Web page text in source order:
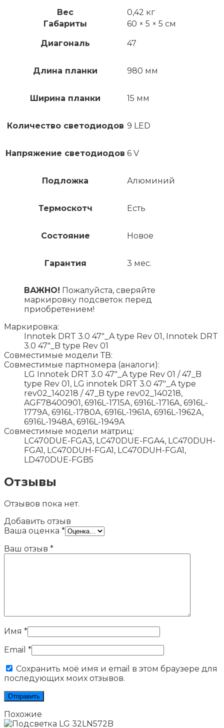
Вес
0,42 кг
Габариты
60 × 5 × 5 см
Диагональ 47
Длина планки 980 мм
Ширина планки 15 мм
Количество светодиодов 9 LED
Напряжение светодиодов 6 V
Подложка Алюминий
Термоскотч Есть
Состояние Новое
Гарантия 3 мес.
ВАЖНО! Пожалуйста, сверяйте
маркировку подсветок перед
приобретением!
Маркировка:
Innotek DRT 3.0 47"_A type Rev 01, Innotek DRT
3.0 47"_B type Rev 01
Совместимые модели ТВ:
Совместимые партномера (аналоги):
LG Innotek DRT 3.0 47"_A type Rev 01 / 47_B
type Rev 01, LG innotek DRT 3.0 47"_A type
rev02_140218 / 47_B type rev02_140218,
AGF78400901, 6916L-1715A, 6916L-1716A, 6916L-
1779A, 6916L-1780A, 6916L-1961A, 6916L-1962A,
6916L-1948A, 6916L-1949A
Совместимые модели матриц:
LC470DUE-FGA3, LC470DUE-FGA4, LC470DUH-
FGA1, LC470DUH-FGA1, LC470DUH-FGA1,
LD470DUE-FGB5
Отзывы
Отзывов пока нет.
Добавить отзыв
Ваша оценка *
Ваш отзыв *
Имя *
Email *
Сохранить моё имя и email в этом браузере для
последующих моих отзывов.
Похожие